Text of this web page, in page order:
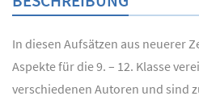
In diesen Aufsätzen aus neuerer
Aspekte für die 9. – 12. Klasse
verschiedenen Autoren und sind